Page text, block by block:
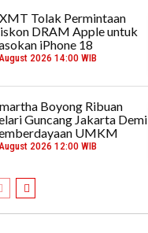
Tolak Permintaan
DRAM Apple untuk
iPhone 18
2026 14:00 WIB
Boyong Ribuan
Guncang Jakarta Demi
UMKM
2026 12:00 WIB